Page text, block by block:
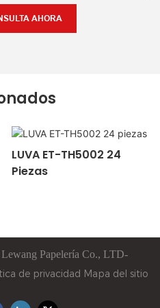
AHORA
LUVA ET-TH5002 24
Piezas
Lewang Papelería Co., LTD-
de privacidad Mapa del sitio